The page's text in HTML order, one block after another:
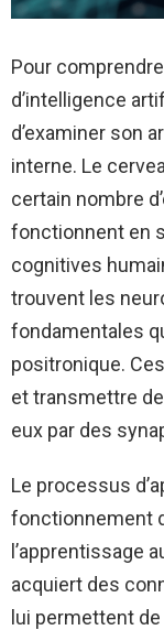
Pour
d’intelligence
d’examiner son
interne. Le
certain nombre
fonctionnent en
cognitives
trouvent les
fondamentales
positronique.
et transmettre
eux par des
Le processus
fonctionnement
l’apprentissage
acquiert des
lui permettent de